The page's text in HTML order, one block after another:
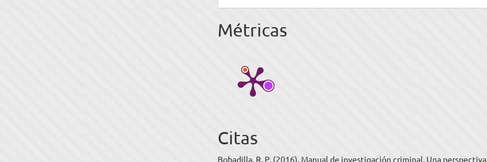
Métricas
Citas
Bobadilla, R. P. (2016). Manual de investigación criminal. Una perspectiva